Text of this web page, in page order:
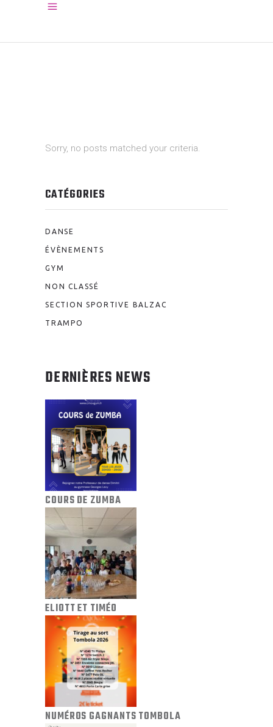
Sorry, no posts matched your criteria.
CATÉGORIES
DANSE
ÉVÈNEMENTS
GYM
NON CLASSÉ
SECTION SPORTIVE BALZAC
TRAMPO
DERNIÈRES NEWS
COURS DE ZUMBA
ELIOTT ET TIMÉO
NUMÉROS GAGNANTS TOMBOLA